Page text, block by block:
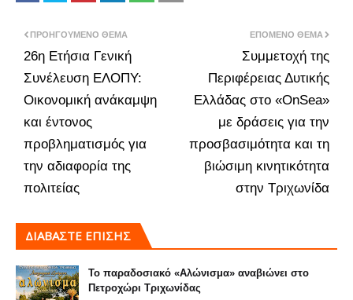
ΕΠΌΜΕΝΟ ΘΈΜΑ
Συμμετοχή της
Περιφέρειας Δυτικής
Ελλάδας στο «OnSea»
με δράσεις για την
προσβασιμότητα και τη
βιώσιμη κινητικότητα
στην Τριχωνίδα
ΠΡΟΗΓΟΎΜΕΝΟ ΘΈΜΑ
26η Ετήσια Γενική
Συνέλευση ΕΛΟΠΥ:
Οικονομική ανάκαμψη
και έντονος
προβληματισμός για
την αδιαφορία της
πολιτείας
ΔΙΑΒΑΣΤΕ ΕΠΙΣΗΣ
Το παραδοσιακό «Αλώνισμα» αναβιώνει στο
Πετροχώρι Τριχωνίδας